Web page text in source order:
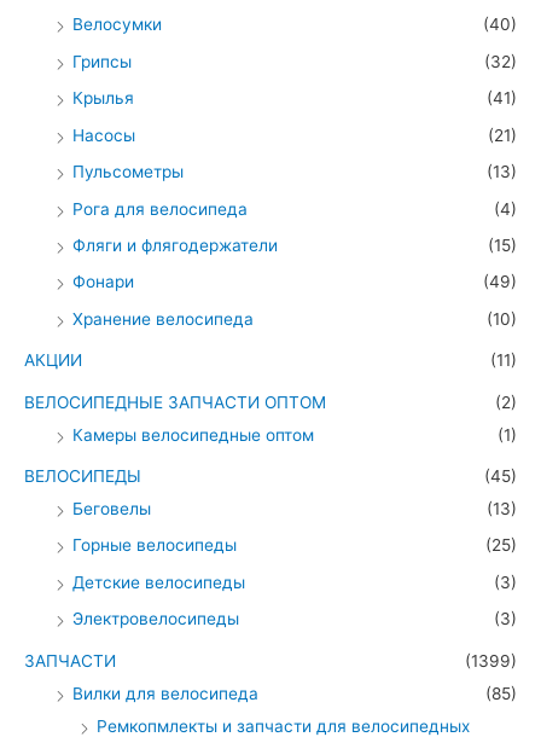
Велосумки
(40)
Грипсы
(32)
Крылья
(41)
Насосы
(21)
Пульсометры
(13)
Рога для велосипеда
(4)
Фляги и флягодержатели
(15)
Фонари
(49)
Хранение велосипеда
(10)
АКЦИИ (11)
ВЕЛОСИПЕДНЫЕ ЗАПЧАСТИ ОПТОМ
(2)
Камеры велосипедные оптом
(1)
ВЕЛОСИПЕДЫ
(45)
Беговелы
(13)
Горные велосипеды
(25)
Детские велосипеды
(3)
Электровелосипеды
(3)
ЗАПЧАСТИ
(1399)
Вилки для велосипеда
(85)
Ремкопмлекты и запчасти для велосипедных